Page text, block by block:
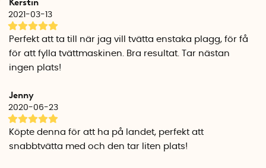
Bangladesh och Etiopien.
Den portabla tvättmaskinen finns i två praktiska storlekar
som är enkla att ta med i packningen, Scrubba Wash Bag
och Scrubba Mini.
Rymmer: Två T-shirts och två par underkläder
Vikt: ca 145 gram
Mått utfälld: 54 cm x 32 cm när den ligger platt
Mått hopvikt: 16 cm x 6 cm x 6 cm när den är hopvikt
Vattenåtgång: ca 3-6 liter vatten/tvätt
Kerstin
2021-03-13
Perfekt att ta till när jag vill tvätta enstaka plagg, för få
för att fylla tvättmaskinen. Bra resultat. Tar nästan
ingen plats!
Jenny
2020-06-23
Köpte denna för att ha på landet, perfekt att
snabbtvätta med och den tar liten plats!